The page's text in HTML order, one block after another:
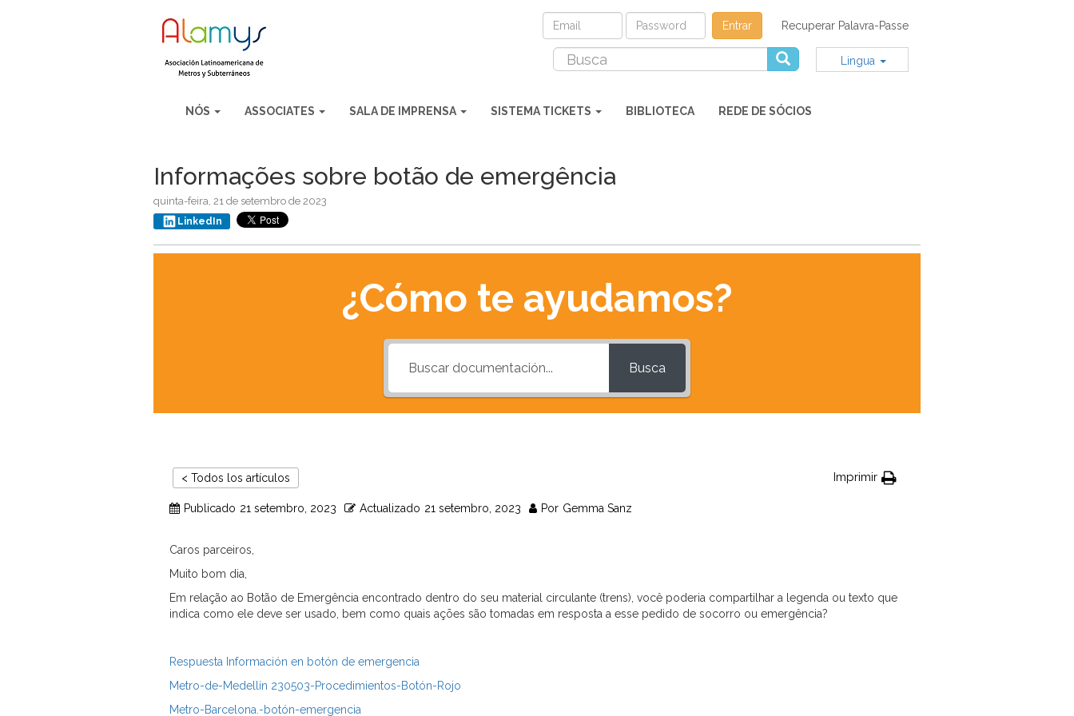
Entrar Recuperar Palavra-Passe
Lingua
NÓS ASSOCIATES SALA DE IMPRENSA SISTEMA TICKETS BIBLIOTECA REDE DE SÓCIOS
Informações sobre botão de emergência
quinta-feira, 21 de setembro de 2023
LinkedIn
¿Cómo te ayudamos?
Busca
< Todos los artículos Imprimir
Publicado 21 setembro, 2023 Actualizado 21 setembro, 2023 Por Gemma Sanz
Caros parceiros,
Muito bom dia,
Em relação ao Botão de Emergência encontrado dentro do seu material circulante (trens), você poderia compartilhar a legenda ou texto que
indica como ele deve ser usado, bem como quais ações são tomadas em resposta a esse pedido de socorro ou emergência?
Respuesta Información en botón de emergencia
Metro-de-Medellín 230503-Procedimientos-Botón-Rojo
Metro-Barcelona.-botón-emergencia